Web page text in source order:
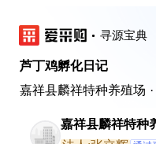
寻源宝典
芦丁鸡孵化日记
嘉祥县麟祥特种养殖场 ·
嘉祥县麟祥特种